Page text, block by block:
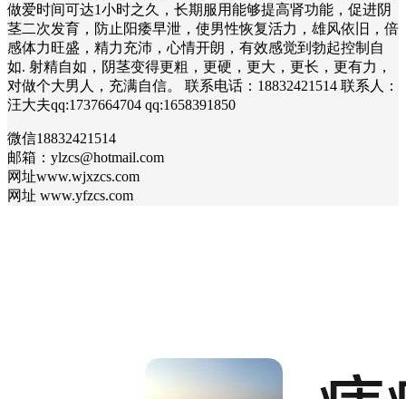
做爱时间可达1小时之久，长期服用能够提高肾功能，促进阴
茎二次发育，防止阳痿早泄，使男性恢复活力，雄风依旧，倍
感体力旺盛，精力充沛，心情开朗，有效感觉到勃起控制自
如. 射精自如，阴茎变得更粗，更硬，更大，更长，更有力，
对做个大男人，充满自信。 联系电话：18832421514 联系人：
汪大夫qq:1737664704 qq:1658391850
微信18832421514
邮箱：ylzcs@hotmail.com
网址www.wjxzcs.com
网址 www.yfzcs.com